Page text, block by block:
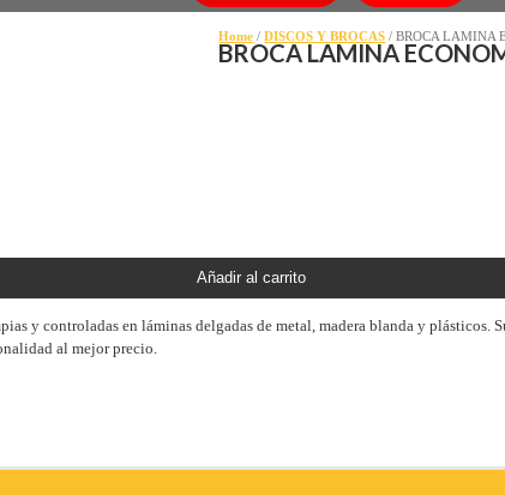
Home /DISCOS Y BROCAS / BROCA LAMINA
BROCA LAMINA
Añadir al carrito
y controladas en láminas delgadas de metal, madera blanda y
al mejor precio.